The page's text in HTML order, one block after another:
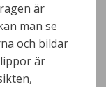
är
man se
och bildar
är